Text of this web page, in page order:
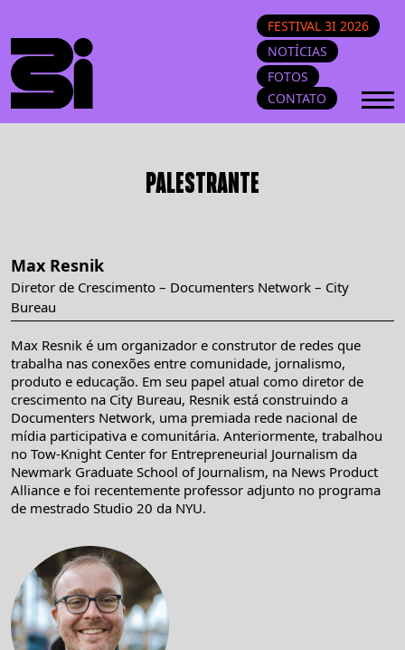
FESTIVAL 3I 2026
NOTÍCIAS
FOTOS
CONTATO
PALESTRANTE
Max Resnik
Diretor de Crescimento – Documenters Network – City
Bureau
Max Resnik é um organizador e construtor de redes que
trabalha nas conexões entre comunidade, jornalismo,
produto e educação. Em seu papel atual como diretor de
crescimento na City Bureau, Resnik está construindo a
Documenters Network, uma premiada rede nacional de
mídia participativa e comunitária. Anteriormente, trabalhou
no Tow-Knight Center for Entrepreneurial Journalism da
Newmark Graduate School of Journalism, na News Product
Alliance e foi recentemente professor adjunto no programa
de mestrado Studio 20 da NYU.